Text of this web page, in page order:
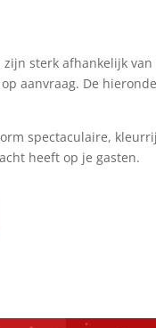
sterk afhankelijk
aanvraag. De
spectaculaire,
heeft op je gasten.